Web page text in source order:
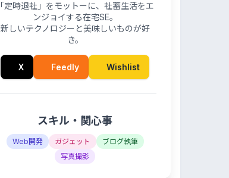
「定時退社」をモットーに、社蓄生活をエ
ンジョイする在宅SE。
新しいテクノロジーと美味しいものが好
き。
X Feedly Wishlist
スキル・関心事
Web開発 ガジェット
ブログ執筆
写真撮影